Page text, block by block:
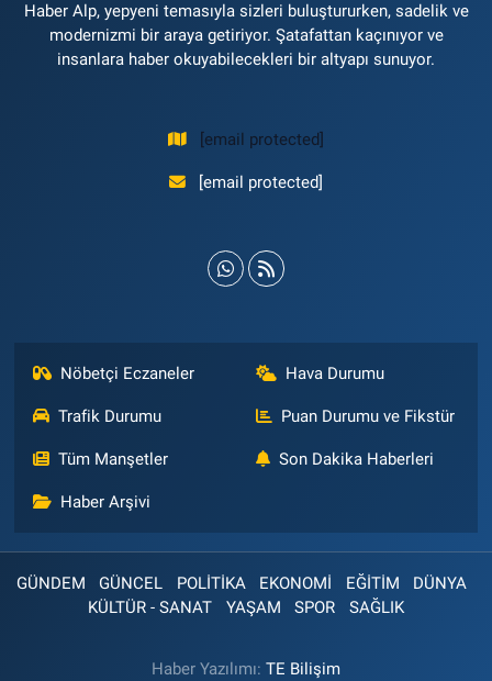
Haber Alp, yepyeni temasıyla sizleri buluştururken, sadelik ve
modernizmi bir araya getiriyor. Şatafattan kaçınıyor ve
insanlara haber okuyabilecekleri bir altyapı sunuyor.
[email protected]
[email protected]
Nöbetçi Eczaneler Hava Durumu
Trafik Durumu Puan Durumu ve Fikstür
Tüm Manşetler Son Dakika Haberleri
Haber Arşivi
GÜNDEM GÜNCEL POLİTİKA EKONOMİ EĞİTİM
DÜNYA
KÜLTÜR - SANAT
YAŞAM SPOR SAĞLIK
Haber Yazılımı: TE Bilişim